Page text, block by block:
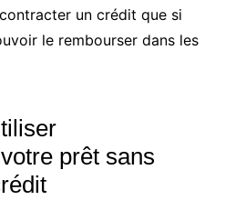
un crédit que si
le rembourser dans les
prêt sans